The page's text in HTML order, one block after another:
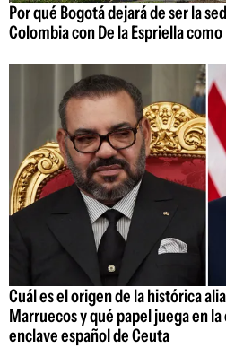
Por qué Bogotá dejará de ser la
Colombia con De la Espriella
Cuál es el origen de la histórica
Marruecos y qué papel juega en
enclave español de Ceuta